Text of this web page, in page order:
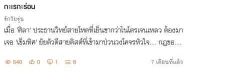
กะเรกะร่อน
รักวัยรุ่น
เมื่อ 'ศิลา' ประธานวิทย์สายโหดที่เย็นชากว่าไนโตรเจนเหลว ต้องมา
เจอ 'เข็มทิศ' ยัยตัวดีสายติสต์ที่เข้ามาป่วนวงโคจรหัวใจ... กฎของผ
บบสุริยะ!
540 0 1 8 7 เดือนที่แล้ว